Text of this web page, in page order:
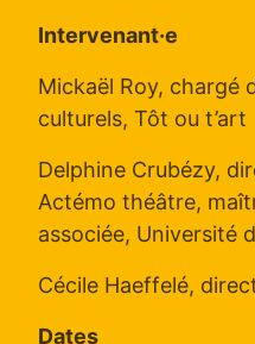
Intervenant·e
Mickaël Roy, chargé
culturels, Tôt ou t’art
Delphine Crubézy,
Actémo théâtre,
associée, Université
Cécile Haeffelé,
Dates